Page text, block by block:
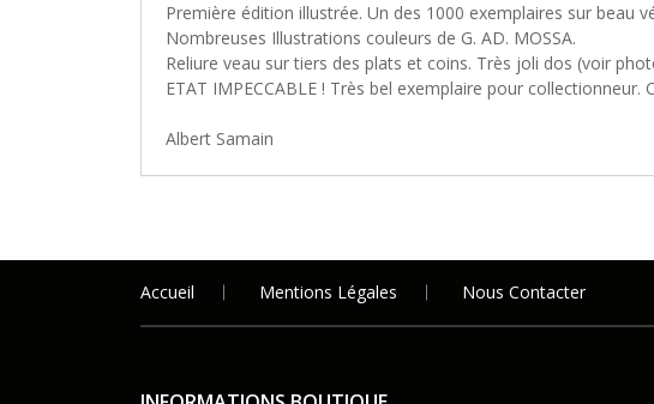
Première édition illustrée. Un des 1000 exemplaires sur beau
Nombreuses Illustrations couleurs de G. AD. MOSSA.
Reliure veau sur tiers des plats et coins. Très joli dos (voir
ETAT IMPECCABLE ! Très bel exemplaire pour
Albert Samain
Accueil Mentions Légales Nous Contacter